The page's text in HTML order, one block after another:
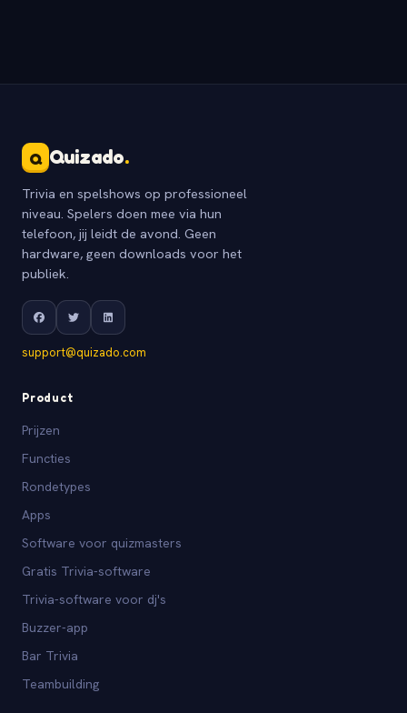
Q Quizado.
Trivia en spelshows op professioneel
niveau. Spelers doen mee via hun
telefoon, jij leidt de avond. Geen
hardware, geen downloads voor het
publiek.
support@quizado.com
Product
Prijzen
Functies
Rondetypes
Apps
Software voor quizmasters
Gratis Trivia-software
Trivia-software voor dj's
Buzzer-app
Bar Trivia
Teambuilding